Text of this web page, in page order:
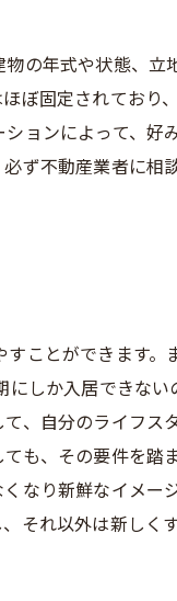
の年式や状態、立
ぼ固定されており
ョンによって、好
ず不動産業者に相
ことができます。
しか入居できな
、自分のライフス
も、その要件を踏
なり新鮮なイメー
それ以外は新しく